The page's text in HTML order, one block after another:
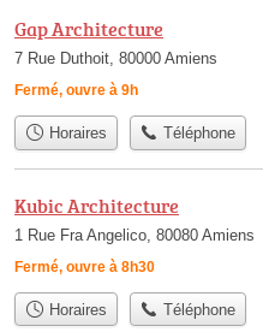
Gap Architecture
7 Rue Duthoit, 80000 Amiens
Fermé, ouvre à 9h
Horaires Téléphone
Kubic Architecture
1 Rue Fra Angelico, 80080 Amiens
Fermé, ouvre à 8h30
Horaires Téléphone